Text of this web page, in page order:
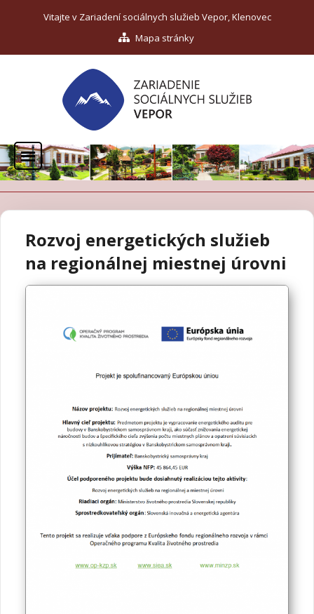
Vitajte v Zariadení sociálnych služieb Vepor, Klenovec
Mapa stránky
Rozvoj energetických služieb
na regionálnej miestnej úrovni